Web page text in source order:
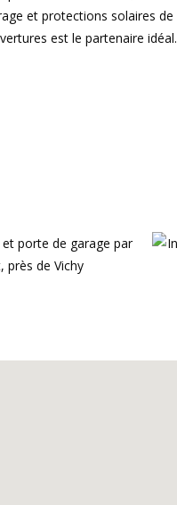
et protections solaires
est le partenaire idéal.